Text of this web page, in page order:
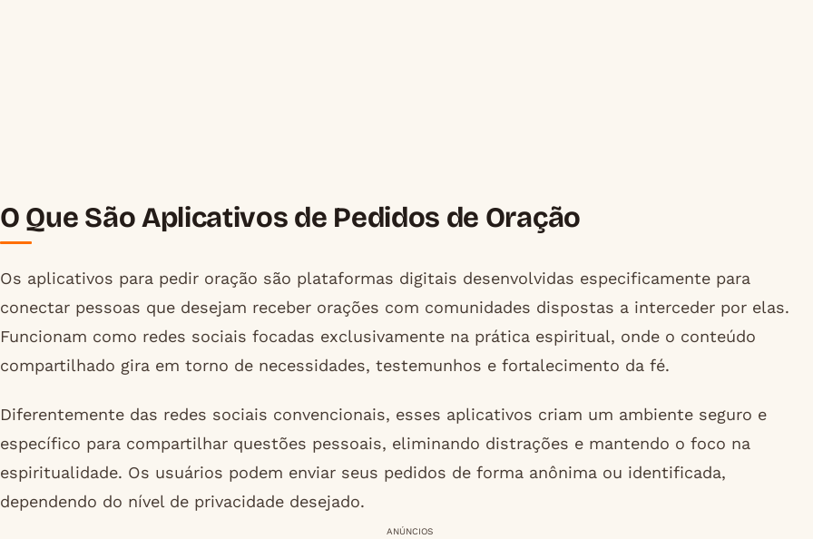
O Que São Aplicativos de Pedidos de Oração
Os aplicativos para pedir oração são plataformas digitais desenvolvidas especificamente para
conectar pessoas que desejam receber orações com comunidades dispostas a interceder por elas.
Funcionam como redes sociais focadas exclusivamente na prática espiritual, onde o conteúdo
compartilhado gira em torno de necessidades, testemunhos e fortalecimento da fé.
Diferentemente das redes sociais convencionais, esses aplicativos criam um ambiente seguro e
específico para compartilhar questões pessoais, eliminando distrações e mantendo o foco na
espiritualidade. Os usuários podem enviar seus pedidos de forma anônima ou identificada,
dependendo do nível de privacidade desejado.
ANÚNCIOS